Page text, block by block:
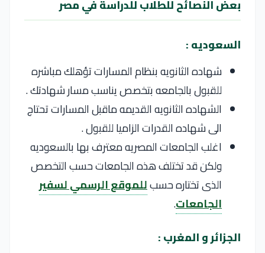
بعض النصائح للطلاب للدراسة في مصر
السعوديه :
شهاده الثانويه بنظام المسارات تؤهلك مباشره
للقبول بالجامعه بتخصص يناسب مسار شهادتك .
الشهاده الثانويه القديمه ماقبل المسارات تحتاج
الى شهاده القدرات الزاميا للقبول .
اغلب الجامعات المصريه معترف بها بالسعوديه
ولكن قد تختلف هذه الجامعات حسب التخصص
الذى تختاره حسبللموقع الرسمي لسفير
الجامعات.
الجزائر و المغرب :